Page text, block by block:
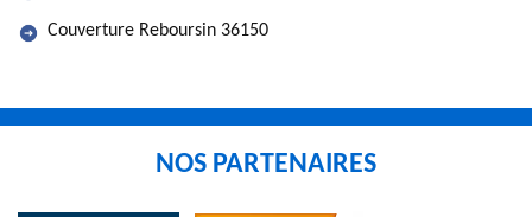
Couverture Reboursin 36150
NOS PARTENAIRES